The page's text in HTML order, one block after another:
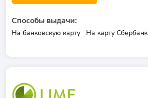
Способы выдачи:
На банковскую карту На карту Сбербанк